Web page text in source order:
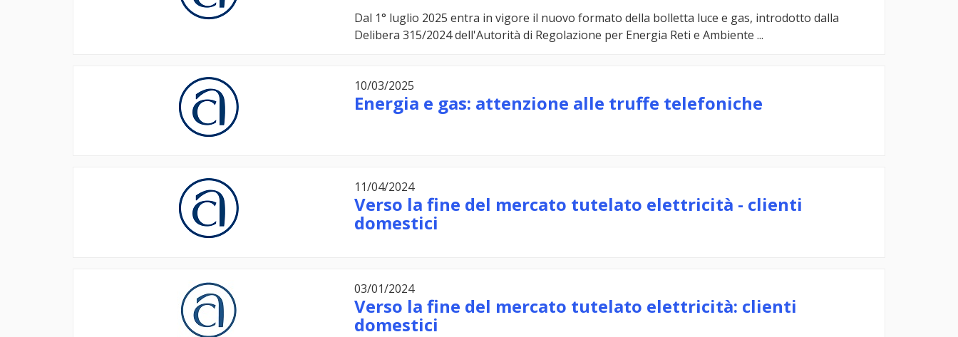
Dal 1° luglio 2025 entra in vigore il nuovo formato della bolletta luce e gas, introdotto dalla
Delibera 315/2024 dell'Autorità di Regolazione per Energia Reti e Ambiente ...
10/03/2025
Energia e gas: attenzione alle truffe telefoniche
11/04/2024
Verso la fine del mercato tutelato elettricità - clienti
domestici
03/01/2024
Verso la fine del mercato tutelato elettricità: clienti
domestici